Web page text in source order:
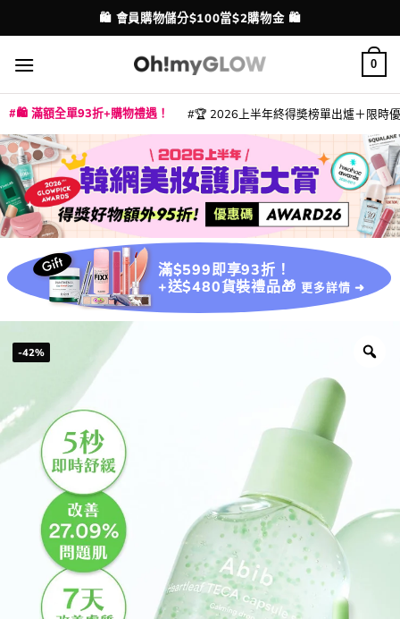
to
content
配送港澳
💳 支援消費券、FPS、八達通、PAYME、信用卡付款
0
🛍️ 滿額全單93折+購物禮遇！ 🏆 2026上半年終得奬榜單出爐＋限時
滿$599即享93折！
+送$480貨裝禮品🎁 更多詳情 ➜
-42%